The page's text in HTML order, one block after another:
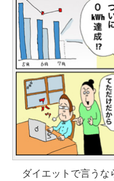
ダイエットで言うな